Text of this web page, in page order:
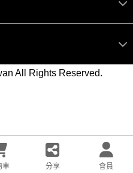
All Rights Reserved.
車 分享 會員